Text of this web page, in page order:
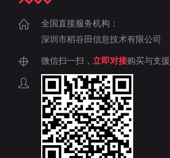
全国直接服务机构：
深圳市稻谷田信息技术有限公司
微信扫一扫， 立即对接购买与支援